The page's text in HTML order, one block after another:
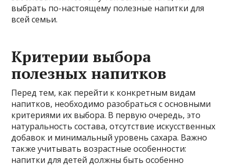
выбрать по-настоящему полезные напитки для
всей семьи.
Критерии выбора
полезных напитков
Перед тем, как перейти к конкретным видам
напитков, необходимо разобраться с основными
критериями их выбора. В первую очередь, это
натуральность состава, отсутствие искусственных
добавок и минимальный уровень сахара. Важно
также учитывать возрастные особенности:
напитки для детей должны быть особенно